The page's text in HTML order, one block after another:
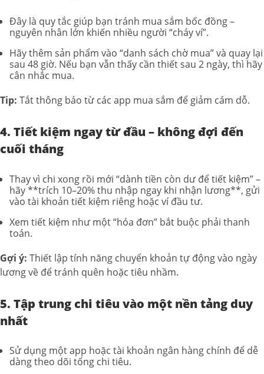
Đây là quy tắc giúp bạn tránh mua sắm bốc đồng –
nguyên nhân lớn khiến nhiều người “cháy ví”.
Hãy thêm sản phẩm vào “danh sách chờ mua” và quay lại
sau 48 giờ. Nếu bạn vẫn thấy cần thiết sau 2 ngày, thì hãy
cân nhắc mua.
Tip: Tắt thông báo từ các app mua sắm để giảm cám dỗ.
4. Tiết kiệm ngay từ đầu – không đợi đến
cuối tháng
Thay vì chi xong rồi mới “dành tiền còn dư để tiết kiệm” –
hãy **trích 10–20% thu nhập ngay khi nhận lương**, gửi
vào tài khoản tiết kiệm riêng hoặc ví đầu tư.
Xem tiết kiệm như một “hóa đơn” bắt buộc phải thanh
toán.
Gợi ý: Thiết lập tính năng chuyển khoản tự động vào ngày
lương về để tránh quên hoặc tiêu nhầm.
5. Tập trung chi tiêu vào một nền tảng duy
nhất
Sử dụng một app hoặc tài khoản ngân hàng chính để dễ
dàng theo dõi tổng chi tiêu.